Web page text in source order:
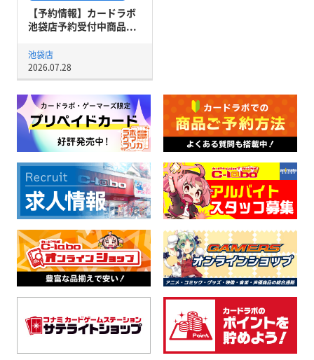
【予約情報】カードラボ
池袋店予約受付中商品...
池袋店
2026.07.28